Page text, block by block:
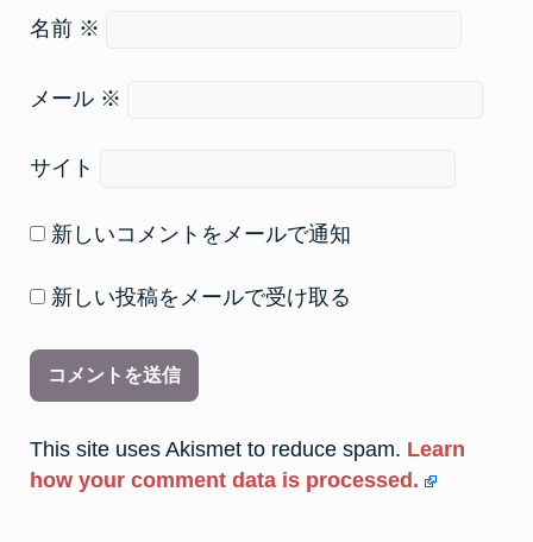
名前 ※
メール ※
サイト
新しいコメントをメールで通知
新しい投稿をメールで受け取る
This site uses Akismet to reduce spam. Learn
how your comment data is processed.